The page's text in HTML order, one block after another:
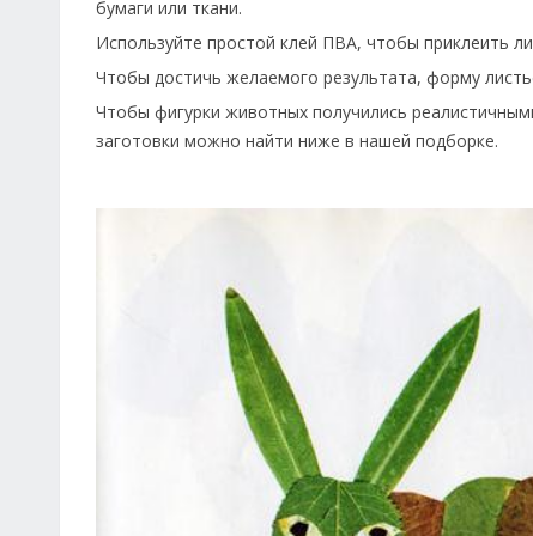
бумаги или ткани.
Используйте простой клей ПВА, чтобы приклеить
Чтобы достичь желаемого результата, форму
Чтобы фигурки животных получились
заготовки можно найти ниже в нашей подборке.